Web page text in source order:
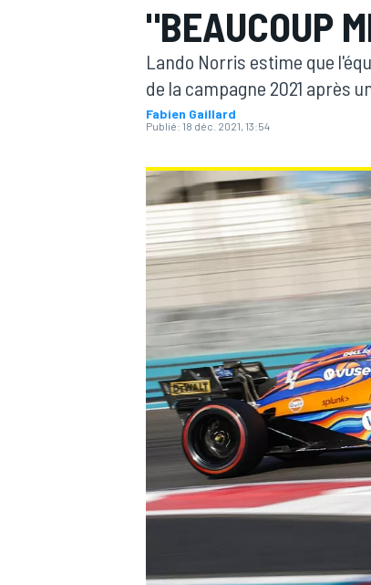
WRC
"BEAUCOUP
Lando Norris estime que
de la campagne 2021 après
Fabien Gaillard
Publié: 18 déc. 2021, 13:54